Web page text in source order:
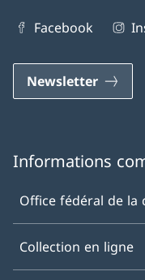
Facebook
Newsletter
Informations
Office fédéral de la
Collection en ligne